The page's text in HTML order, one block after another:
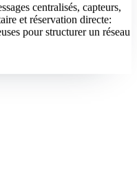
centralisés, capteurs,
et réservation directe:
pour structurer un réseau